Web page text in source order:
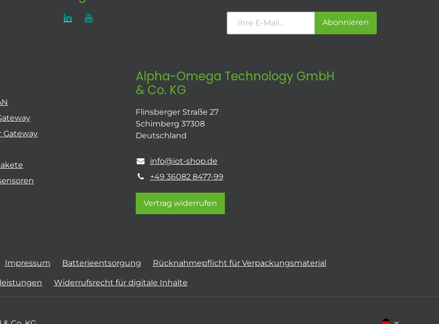
Abonnieren
Gateway
Alpha-Omega Technology GmbH
& Co. KG
Flinsberger Straße 27
Schimberg 37308
Deutschland
info@iot-shop.de
+49 36082 8477-99
Vertrag widerrufen
Impressum Batterieentsorgung Rücknahmepflicht für Verpackungsmaterial
Widerrufsrecht für digitale Inhalte